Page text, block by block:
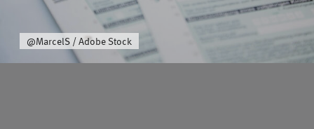
Über uns
@MarcelS / Adobe Stock